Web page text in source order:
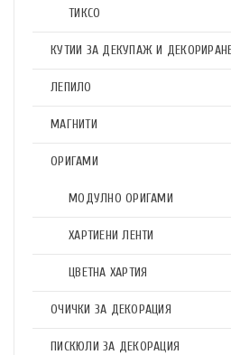
ТИКСО
КУТИИ ЗА ДЕКУПАЖ И
ЛЕПИЛО
МАГНИТИ
ОРИГАМИ
МОДУЛНО ОРИГАМИ
ХАРТИЕНИ ЛЕНТИ
ЦВЕТНА ХАРТИЯ
ОЧИЧКИ ЗА ДЕКОРАЦИЯ
ПИСКЮЛИ ЗА ДЕКОРАЦИЯ